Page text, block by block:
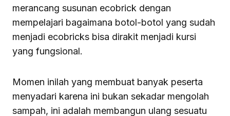
merancang susunan ecobrick dengan
mempelajari bagaimana botol-botol yang sudah
menjadi ecobricks bisa dirakit menjadi kursi
yang fungsional.
Momen inilah yang membuat banyak peserta
menyadari karena ini bukan sekadar mengolah
sampah, ini adalah membangun ulang sesuatu